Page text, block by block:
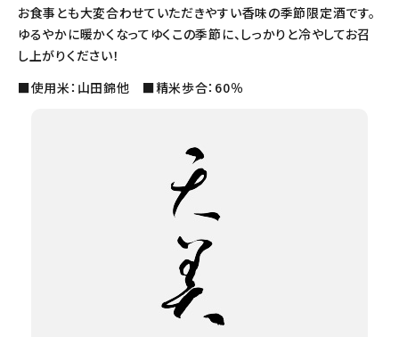
お食事とも大変合わせていただきやすい香味の季節限定酒です。
ゆるやかに暖かくなってゆくこの季節に、しっかりと冷やしてお召
し上がりください！
■使用米：山田錦他 ■精米歩合：60％